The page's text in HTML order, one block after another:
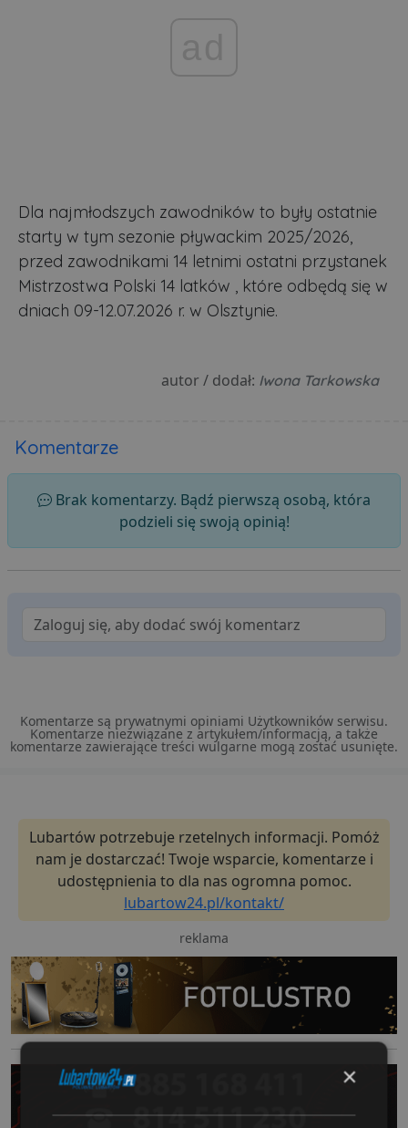
Dla najmłodszych zawodników to były ostatnie
starty w tym sezonie pływackim 2025/2026,
przed zawodnikami 14 letnimi ostatni przystanek
Mistrzostwa Polski 14 latków , które odbędą się w
dniach 09-12.07.2026 r. w Olsztynie.
autor / dodał: Iwona Tarkowska
Komentarze
Brak komentarzy. Bądź pierwszą osobą, która
podzieli się swoją opinią!
Komentarze są prywatnymi opiniami Użytkowników serwisu.
Komentarze niezwiązane z artykułem/informacją, a także
komentarze zawierające treści wulgarne mogą zostać usunięte.
Lubartów potrzebuje rzetelnych informacji. Pomóż
nam je dostarczać! Twoje wsparcie, komentarze i
udostępnienia to dla nas ogromna pomoc.
lubartow24.pl/kontakt/
reklama
×